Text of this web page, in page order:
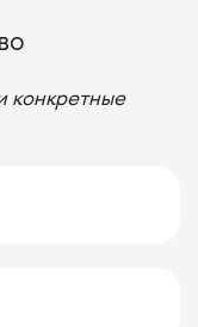
конкретные